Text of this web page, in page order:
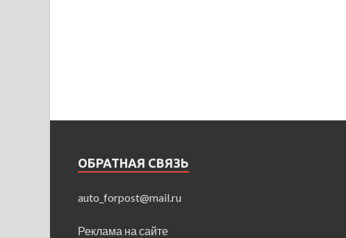
ОБРАТНАЯ СВЯЗЬ
auto_forpost@mail.ru
Реклама на сайте